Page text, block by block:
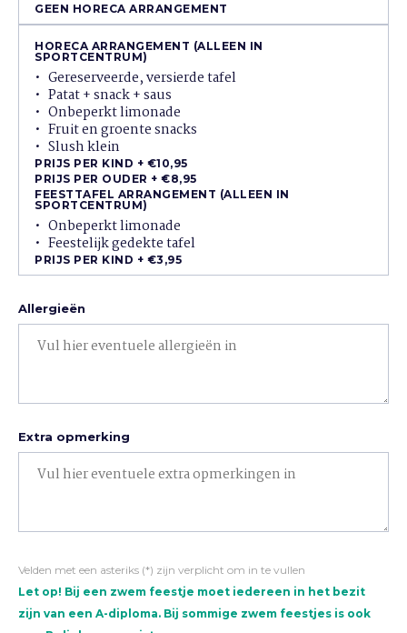
GEEN HORECA ARRANGEMENT
HORECA ARRANGEMENT (ALLEEN IN
SPORTCENTRUM)
Gereserveerde, versierde tafel
Patat + snack + saus
Onbeperkt limonade
Fruit en groente snacks
Slush klein
PRIJS PER KIND + €10,95
PRIJS PER OUDER + €8,95
FEESTTAFEL ARRANGEMENT (ALLEEN IN
SPORTCENTRUM)
Onbeperkt limonade
Feestelijk gedekte tafel
PRIJS PER KIND + €3,95
Allergieën
Extra opmerking
Velden met een asteriks (*) zijn verplicht om in te vullen
Let op! Bij een zwem feestje moet iedereen in het bezit
zijn van een A-diploma. Bij sommige zwem feestjes is ook